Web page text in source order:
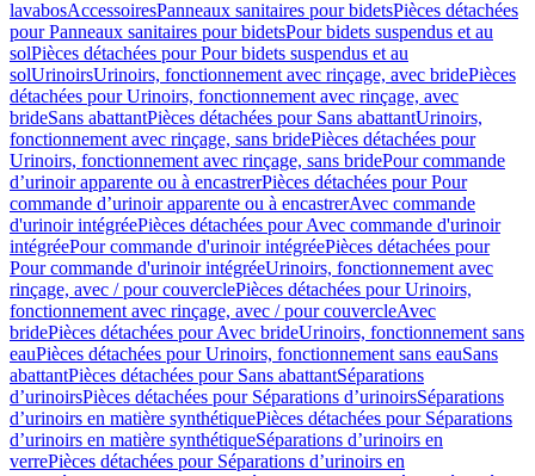
lavabosAccessoiresPanneaux sanitaires pour bidetsPièces détachées
pour Panneaux sanitaires pour bidetsPour bidets suspendus et au
solPièces détachées pour Pour bidets suspendus et au
solUrinoirsUrinoirs, fonctionnement avec rinçage, avec bridePièces
détachées pour Urinoirs, fonctionnement avec rinçage, avec
brideSans abattantPièces détachées pour Sans abattantUrinoirs,
fonctionnement avec rinçage, sans bridePièces détachées pour
Urinoirs, fonctionnement avec rinçage, sans bridePour commande
d’urinoir apparente ou à encastrerPièces détachées pour Pour
commande d’urinoir apparente ou à encastrerAvec commande
d'urinoir intégréePièces détachées pour Avec commande d'urinoir
intégréePour commande d'urinoir intégréePièces détachées pour
Pour commande d'urinoir intégréeUrinoirs, fonctionnement avec
rinçage, avec / pour couverclePièces détachées pour Urinoirs,
fonctionnement avec rinçage, avec / pour couvercleAvec
bridePièces détachées pour Avec brideUrinoirs, fonctionnement sans
eauPièces détachées pour Urinoirs, fonctionnement sans eauSans
abattantPièces détachées pour Sans abattantSéparations
d’urinoirsPièces détachées pour Séparations d’urinoirsSéparations
d’urinoirs en matière synthétiquePièces détachées pour Séparations
d’urinoirs en matière synthétiqueSéparations d’urinoirs en
verrePièces détachées pour Séparations d’urinoirs en